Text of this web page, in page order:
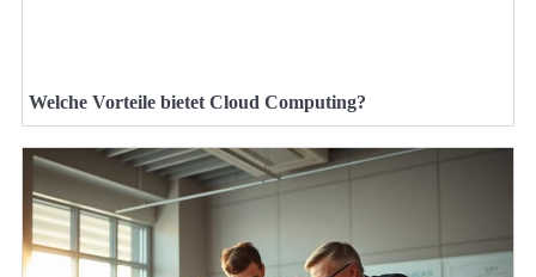
Welche Vorteile bietet Cloud Computing?